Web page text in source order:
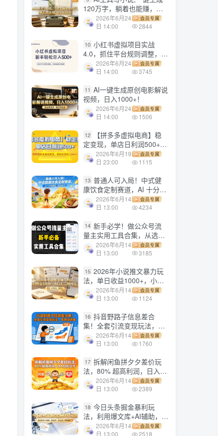
120万字，躺着也能赚，月
入2w+！
2026年6月24
日 14:00
会员专属
2844
10 小红书虚拟项目实战
4.0，抓住平台规则调整，单
店日入500+！
2026年6月24
日 14:00
会员专属
3745
11 AI一键生成原创电影解说
视频，日入1000+！
2026年6月24
日 14:00
会员专属
1506
12
【拼多多虚拟电商】稳
定变现，单店日利润500+，
软件挂机全自动发货，轻松
实现月入1w+！
2026年6月19
日 23:00
会员专属
1115
13 普通人可入局！中式健
康饮食定制赛道，AI 十分钟
做爆款，变现超给力
2026年6月14
日 13:00
会员专属
4234
14 新手必学！做公众号流
量主实用工具合集，从选题
到变现，一篇搞定（新手必
备）
2026年6月14
日 13:00
会员专属
3185
15 2026年小说推文暴力玩
法，单日收益1000+，小白
看完即可上手
2026年6月14
日 13:00
会员专属
1124
16 抖音野路子信息差合
集！全套引流变现玩法，保
姆级拆解
2026年6月14
日 13:00
会员专属
1760
17 拆解闲鱼拼夕夕差价玩
法，80% 超高利润，日入轻
松过千2026年6月14
日 13:00
会员专属
2389
18 今日头条掘金暴利玩
法，利用爆文库+AI辅助，轻
松矩阵、当天起号，简单粗
2026年6月14
日 13:00
会员专属
2518